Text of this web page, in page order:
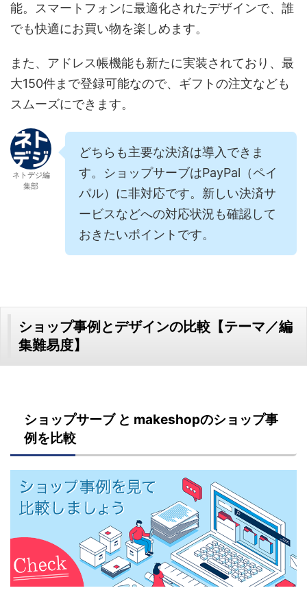
能。スマートフォンに最適化されたデザインで、誰
でも快適にお買い物を楽しめます。
また、アドレス帳機能も新たに実装されており、最
大150件まで登録可能なので、ギフトの注文なども
スムーズにできます。
ネトデジ編
集部
どちらも主要な決済は導入できま
す。ショップサーブはPayPal（ペイ
パル）に非対応です。新しい決済サ
ービスなどへの対応状況も確認して
おきたいポイントです。
ショップ事例とデザインの比較【テーマ／編
集難易度】
ショップサーブ と makeshopのショップ事
例を比較